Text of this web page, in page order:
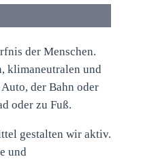
der Menschen.
klimaneutralen und
der Bahn oder
oder zu Fuß.
gestalten wir aktiv.
und